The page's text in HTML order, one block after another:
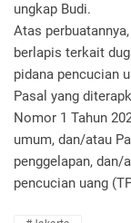
ungkap Budi.
​Atas
berlapis terkait
pidana pencucian
​Pasal yang
Nomor 1 Tahun
umum, dan/atau
penggelapan, dan/
pencucian uang